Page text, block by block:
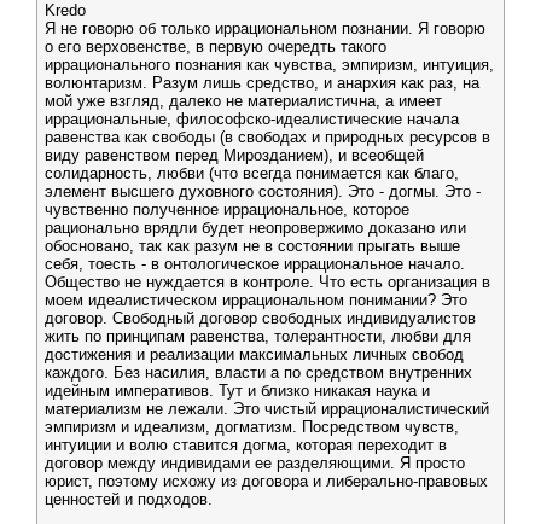
Kredo
Я не говорю об только иррациональном познании. Я говорю
о его верховенстве, в первую очередть такого
иррационального познания как чувства, эмпиризм, интуиция,
волюнтаризм. Разум лишь средство, и анархия как раз, на
мой уже взгляд, далеко не материалистична, а имеет
иррациональные, философско-идеалистические начала
равенства как свободы (в свободах и природных ресурсов в
виду равенством перед Мирозданием), и всеобщей
солидарность, любви (что всегда понимается как благо,
элемент высшего духовного состояния). Это - догмы. Это -
чувственно полученное иррациональное, которое
рационально врядли будет неопровержимо доказано или
обосновано, так как разум не в состоянии прыгать выше
себя, тоесть - в онтологическое иррациональное начало.
Общество не нуждается в контроле. Что есть организация в
моем идеалистическом иррациональном понимании? Это
договор. Свободный договор свободных индивидуалистов
жить по принципам равенства, толерантности, любви для
достижения и реализации максимальных личных свобод
каждого. Без насилия, власти а по средством внутренних
идейным императивов. Тут и близко никакая наука и
материализм не лежали. Это чистый иррационалистический
эмпиризм и идеализм, догматизм. Посредством чувств,
интуиции и волю ставится догма, которая переходит в
договор между индивидами ее разделяющими. Я просто
юрист, поэтому исхожу из договора и либерально-правовых
ценностей и подходов.